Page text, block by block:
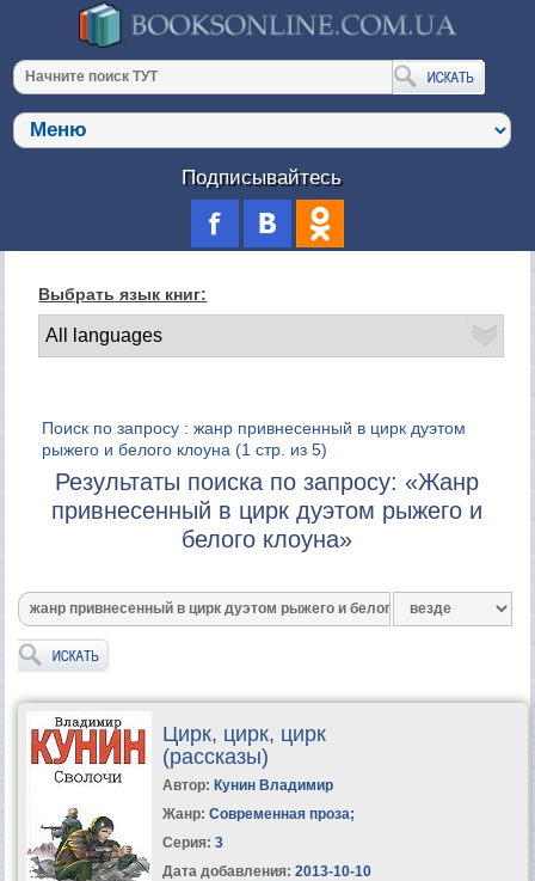
Подписывайтесь
Выбрать язык книг:
Поиск по запросу : жанр привнесенный в цирк дуэтом
рыжего и белого клоуна (1 стр. из 5)
Результаты поиска по запросу: «Жанр
привнесенный в цирк дуэтом рыжего и
белого клоуна»
Цирк, цирк, цирк
(рассказы)
Автор: Кунин Владимир
Жанр: Современная проза;
Серия: 3
Дата добавления: 2013-10-10